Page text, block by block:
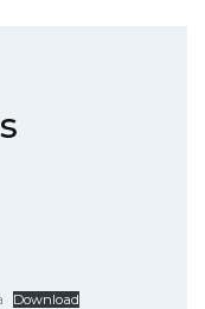
Download